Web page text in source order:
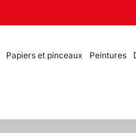
Papiers et pinceaux Peintures